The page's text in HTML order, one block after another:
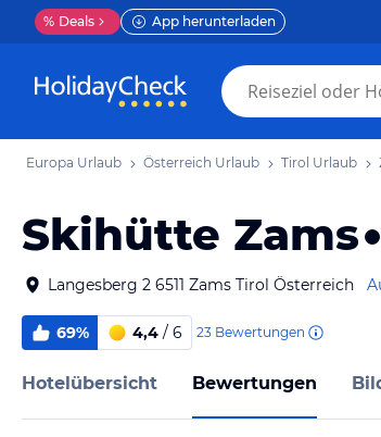
% Deals App herunterladen
Europa Urlaub Österreich Urlaub Tirol Urlaub
Skihütte Zams
Langesberg 2 6511 Zams Tirol Österreich
69% 4,4 / 6 23 Bewertungen
Hotelübersicht Bewertungen